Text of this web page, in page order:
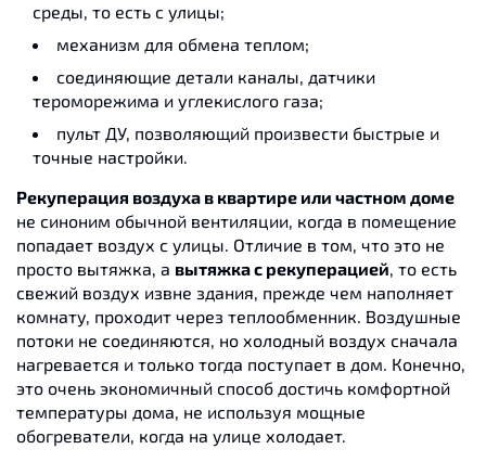
среды, то есть с улицы;
механизм для обмена теплом;
соединяющие детали каналы, датчики
тероморежима и углекислого газа;
пульт ДУ, позволяющий произвести быстрые и
точные настройки.
Рекуперация воздуха в квартире или частном доме
не синоним обычной вентиляции, когда в помещение
попадает воздух с улицы. Отличие в том, что это не
просто вытяжка, а вытяжка с рекуперацией, то есть
свежий воздух извне здания, прежде чем наполняет
комнату, проходит через теплообменник. Воздушные
потоки не соединяются, но холодный воздух сначала
нагревается и только тогда поступает в дом. Конечно,
это очень экономичный способ достичь комфортной
температуры дома, не используя мощные
обогреватели, когда на улице холодает.